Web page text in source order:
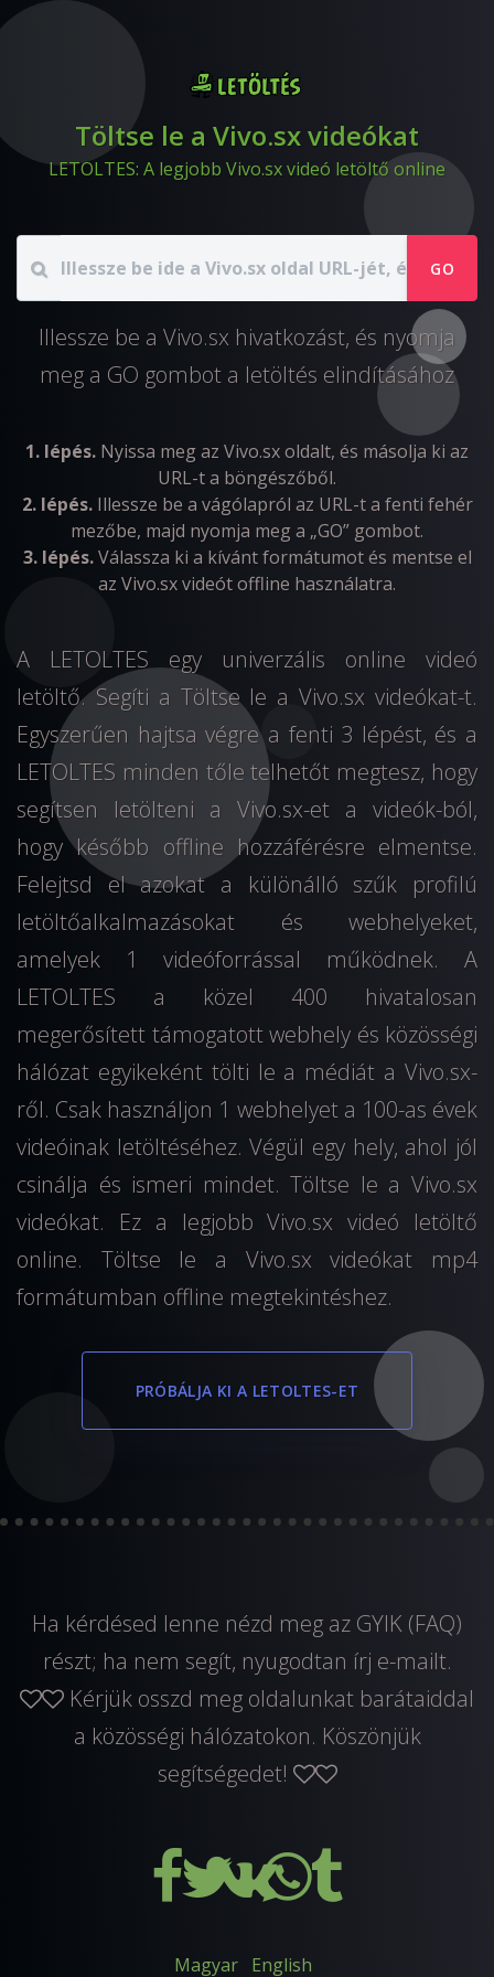
Töltse le a Vivo.sx videókat
LETOLTES: A legjobb Vivo.sx videó letöltő online
GO
Illessze be a Vivo.sx hivatkozást, és nyomja
meg a GO gombot a letöltés elindításához
1. lépés. Nyissa meg az Vivo.sx oldalt, és másolja ki az
URL-t a böngészőből.
2. lépés.Illessze be a vágólapról az URL-t a fenti fehér
mezőbe, majd nyomja meg a „GO” gombot.
3. lépés.Válassza ki a kívánt formátumot és mentse el
az Vivo.sx videót offline használatra.
A LETOLTES egy univerzális online videó
letöltő. Segíti a Töltse le a Vivo.sx videókat-t.
Egyszerűen hajtsa végre a fenti 3 lépést, és a
LETOLTES minden tőle telhetőt megtesz, hogy
segítsen letölteni a Vivo.sx-et a videók-ból,
hogy később offline hozzáférésre elmentse.
Felejtsd el azokat a különálló szűk profilú
letöltőalkalmazásokat és webhelyeket,
amelyek 1 videóforrással működnek. A
LETOLTES a közel 400 hivatalosan
megerősített támogatott webhely és közösségi
hálózat egyikeként tölti le a médiát a Vivo.sx-
ről. Csak használjon 1 webhelyet a 100-as évek
videóinak letöltéséhez. Végül egy hely, ahol jól
csinálja és ismeri mindet. Töltse le a Vivo.sx
videókat. Ez a legjobb Vivo.sx videó letöltő
online. Töltse le a Vivo.sx videókat mp4
formátumban offline megtekintéshez.
PRÓBÁLJA KI A LETOLTES-ET
Ha kérdésed lenne nézd meg az GYIK (FAQ)
részt; ha nem segít, nyugodtan írj e-mailt.
Kérjük osszd meg oldalunkat barátaiddal
a közösségi hálózatokon. Köszönjük
segítségedet!
Magyar English